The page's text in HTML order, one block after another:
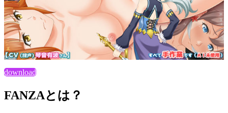
download
FANZAとは？